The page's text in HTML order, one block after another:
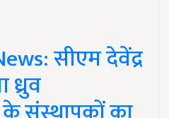
सीएम देवेंद्र